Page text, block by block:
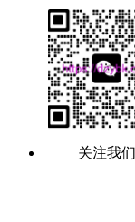
关注我们